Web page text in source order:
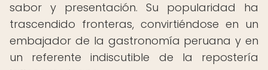
sabor y presentación. Su popularidad ha
trascendido fronteras, convirtiéndose en un
embajador de la gastronomía peruana y en
un referente indiscutible de la repostería